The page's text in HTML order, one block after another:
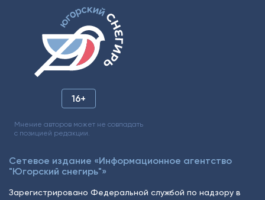
16+
Мнение авторов может не совпадать
с позицией редакции.
Сетевое издание «Информационное агентство
"Югорский снегирь"»
Зарегистрировано Федеральной службой по надзору в